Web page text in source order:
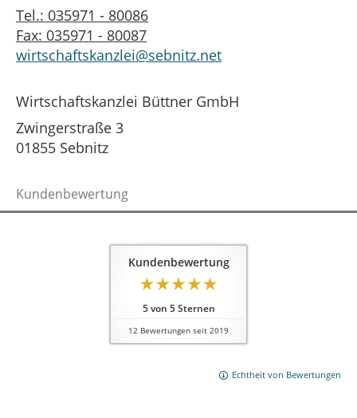
Tel.: 035971 - 80086
Fax: 035971 - 80087
wirtschaftskanzlei@sebnitz.net
Wirtschaftskanzlei Büttner GmbH
Zwingerstraße 3
01855 Sebnitz
Kundenbewertung
Kundenbewertung
5von 5Sternen
12 Bewertungen seit 2019
Echtheit von Bewertungen